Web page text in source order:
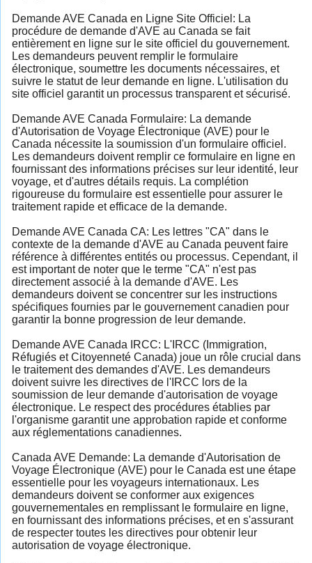
Demande AVE Canada en Ligne Site Officiel: La
procédure de demande d'AVE au Canada se fait
entièrement en ligne sur le site officiel du gouvernement.
Les demandeurs peuvent remplir le formulaire
électronique, soumettre les documents nécessaires, et
suivre le statut de leur demande en ligne. L'utilisation du
site officiel garantit un processus transparent et sécurisé.
Demande AVE Canada Formulaire: La demande
d'Autorisation de Voyage Électronique (AVE) pour le
Canada nécessite la soumission d'un formulaire officiel.
Les demandeurs doivent remplir ce formulaire en ligne en
fournissant des informations précises sur leur identité, leur
voyage, et d'autres détails requis. La complétion
rigoureuse du formulaire est essentielle pour assurer le
traitement rapide et efficace de la demande.
Demande AVE Canada CA: Les lettres "CA" dans le
contexte de la demande d'AVE au Canada peuvent faire
référence à différentes entités ou processus. Cependant, il
est important de noter que le terme "CA" n'est pas
directement associé à la demande d'AVE. Les
demandeurs doivent se concentrer sur les instructions
spécifiques fournies par le gouvernement canadien pour
garantir la bonne progression de leur demande.
Demande AVE Canada IRCC: L'IRCC (Immigration,
Réfugiés et Citoyenneté Canada) joue un rôle crucial dans
le traitement des demandes d'AVE. Les demandeurs
doivent suivre les directives de l'IRCC lors de la
soumission de leur demande d'autorisation de voyage
électronique. Le respect des procédures établies par
l'organisme garantit une approbation rapide et conforme
aux réglementations canadiennes.
Canada AVE Demande: La demande d'Autorisation de
Voyage Électronique (AVE) pour le Canada est une étape
essentielle pour les voyageurs internationaux. Les
demandeurs doivent se conformer aux exigences
gouvernementales en remplissant le formulaire en ligne,
en fournissant des informations précises, et en s'assurant
de respecter toutes les directives pour obtenir leur
autorisation de voyage électronique.